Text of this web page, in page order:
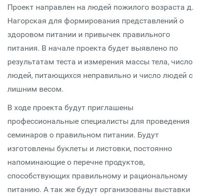
Проект направлен на людей пожилого возраста д.
Нагорская для формирования представлений о
здоровом питании и привычек правильного
питания. В начале проекта будет выявлено по
результатам теста и измерения массы тела, число
людей, питающихся неправильно и число людей с
лишним весом.
В ходе проекта будут приглашены
профессиональные специалисты для проведения
семинаров о правильном питании. Будут
изготовлены буклеты и листовки, постоянно
напоминающие о перечне продуктов,
способствующих правильному и рациональному
питанию. А так же будут организованы выставки